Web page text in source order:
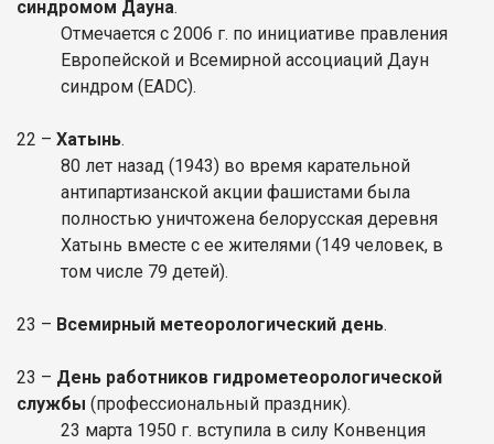
синдромом Дауна.
Отмечается с 2006 г. по инициативе правления
Европейской и Всемирной ассоциаций Даун
синдром (EADC).
22 – Хатынь.
80 лет назад (1943) во время карательной
антипартизанской акции фашистами была
полностью уничтожена белорусская деревня
Хатынь вместе с ее жителями (149 человек, в
том числе 79 детей).
23 – Всемирный метеорологический день.
23 – День работников гидрометеорологической
службы (профессиональный праздник).
23 марта 1950 г. вступила в силу Конвенция